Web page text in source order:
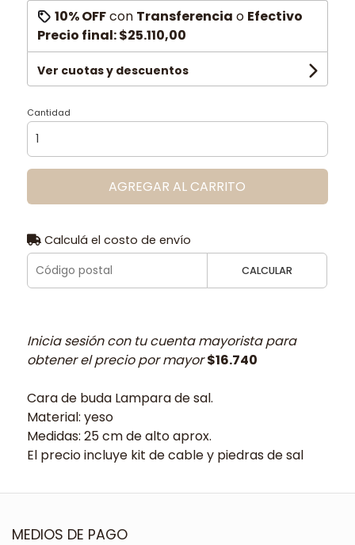
10% OFFcon Transferencia o Efectivo
Precio final:$25.110,00
Ver cuotas y descuentos
Cantidad
AGREGAR AL CARRITO
Calculá el costo de envío
CALCULAR
Inicia sesión con tu cuenta mayorista para
obtener el precio por mayor$16.740
Cara de buda Lampara de sal.
Material: yeso
Medidas: 25 cm de alto aprox.
El precio incluye kit de cable y piedras de sal
MEDIOS DE PAGO